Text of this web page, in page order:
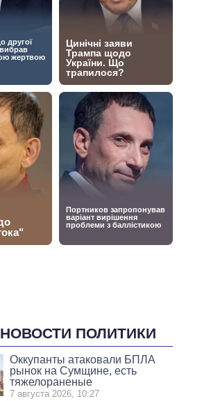
ПОЛИТИКИ
Оккупанты атаковали БПЛА
рынок на Сумщине, есть
тяжелораненые
7 августа 2026, 10:27